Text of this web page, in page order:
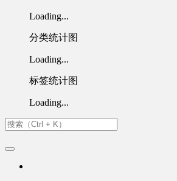
Loading...
分类统计图
Loading...
标签统计图
Loading...